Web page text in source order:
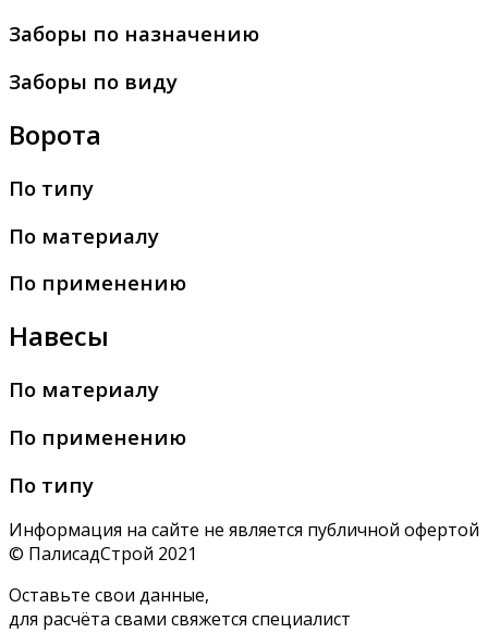
Заборы по назначению
Заборы по виду
Ворота
По типу
По материалу
По применению
Навесы
По материалу
По применению
По типу
Информация на сайте не является публичной офертой
© ПалисадСтрой 2021
Оставьте свои данные,
для расчёта свами свяжется специалист